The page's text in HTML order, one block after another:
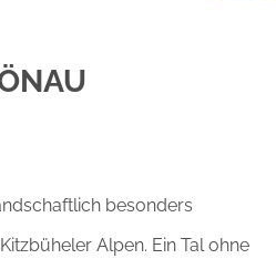
besonders
Alpen. Ein Tal ohne